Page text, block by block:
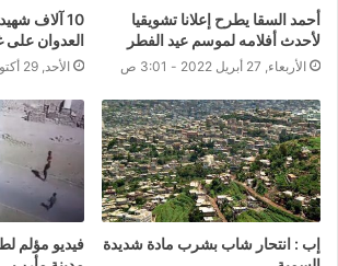
أحمد السقا يطرح إعلانا تشويقيا
لأحدث أفلامه لموسم عيد الفطر
الأربعاء, 27 أبريل 2022 - 3:01 ص
10 آلاف
العدوان على
الأحد, 29 أكتوبر 2023 - 5:15 م
إب : انتحار شاب بشرب مادة شديدة
فيديو مؤلم